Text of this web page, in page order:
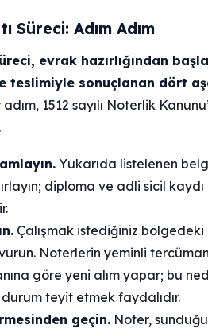
Süreci: Adım Adım
evrak hazırlığından
teslimiyle sonuçlanan dört
adım, 1512 sayılı Noterlik
Yukarıda listelenen
diploma ve adli sicil kaydı
Çalışmak istediğiniz bölgedeki
Noterlerin yeminli
göre yeni alım yapar; bu
teyit etmek faydalıdır.
geçin. Noter,